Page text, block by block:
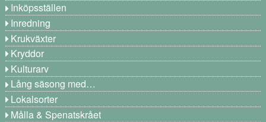
Inköpsställen
Inredning
Krukväxter
Kryddor
Kulturarv
Lång säsong med…
Lokalsorter
Målla & Spenatskrået